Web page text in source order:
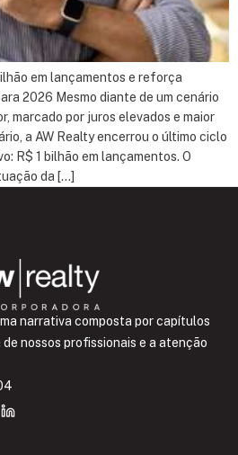
em lançamentos e reforça
2026 Mesmo diante de um cenário
marcado por juros elevados e maior
a AW Realty encerrou o último ciclo
R$ 1 bilhão em lançamentos. O
da […]
narrativa composta por capítulos
nossos profissionais e a atenção